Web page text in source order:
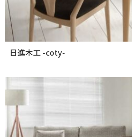
日進木工 -coty-